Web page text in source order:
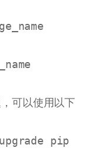
可以使用以下